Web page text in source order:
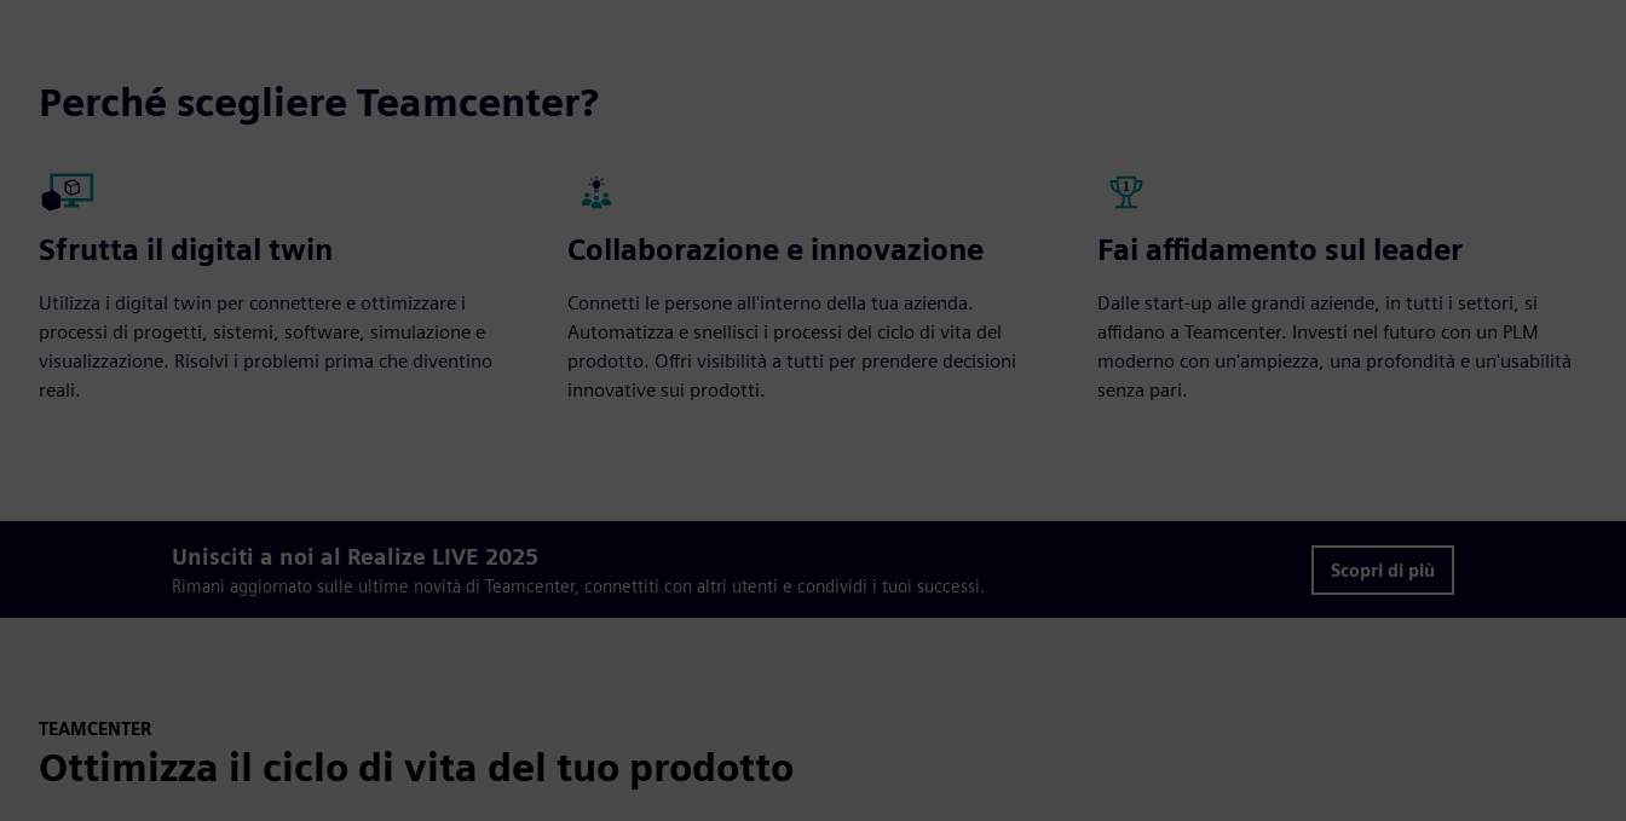
Perché scegliere Teamcenter?
Sfrutta il digital twin
Utilizza i digital twin per connettere e ottimizzare i
processi di progetti, sistemi, software, simulazione e
visualizzazione. Risolvi i problemi prima che diventino
reali.
Collaborazione e innovazione
Connetti le persone all'interno della tua azienda.
Automatizza e snellisci i processi del ciclo di vita del
prodotto. Offri visibilità a tutti per prendere decisioni
innovative sui prodotti.
Fai affidamento sul leader
Dalle start-up alle grandi aziende, in tutti i settori, si
affidano a Teamcenter. Investi nel futuro con un PLM
moderno con un'ampiezza, una profondità e un'usabilità
senza pari.
Unisciti a noi al Realize LIVE 2025
Rimani aggiornato sulle ultime novità di Teamcenter, connettiti con altri utenti e condividi i tuoi successi.
Scopri di più
TEAMCENTER
Ottimizza il ciclo di vita del tuo prodotto